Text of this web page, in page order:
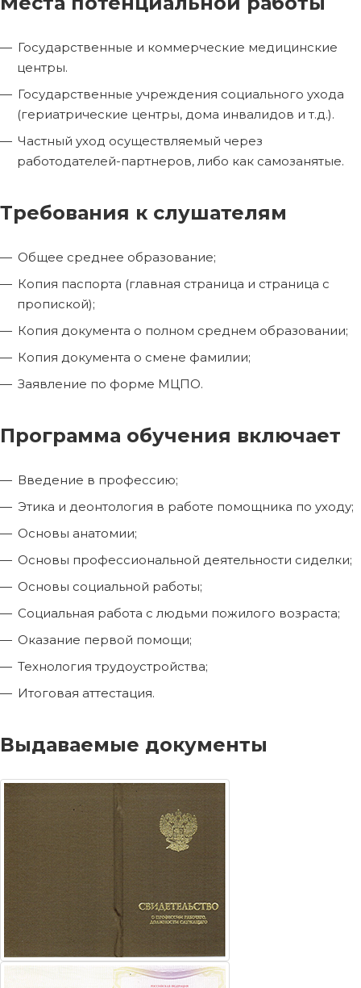
Государственные и коммерческие медицинские
центры.
Государственные учреждения социального ухода
(гериатрические центры, дома инвалидов и т.д.).
Частный уход осуществляемый через
работодателей-партнеров, либо как самозанятые.
Требования к слушателям
Общее среднее образование;
Копия паспорта (главная страница и страница с
пропиской);
Копия документа о полном среднем образовании;
Копия документа о смене фамилии;
Заявление по форме МЦПО.
Программа обучения включает
Введение в профессию;
Этика и деонтология в работе помощника по уходу;
Основы анатомии;
Основы профессиональной деятельности сиделки;
Основы социальной работы;
Социальная работа с людьми пожилого возраста;
Оказание первой помощи;
Технология трудоустройства;
Итоговая аттестация.
Выдаваемые документы